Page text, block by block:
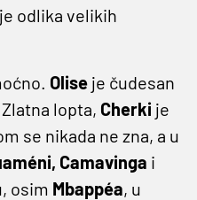
odlika velikih
Olise je čudesan
lopta, Cherki je
se nikada ne zna, a u
Camavinga i
osim Mbappéa, u